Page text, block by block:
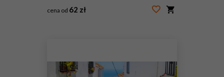
cena od 62 zł